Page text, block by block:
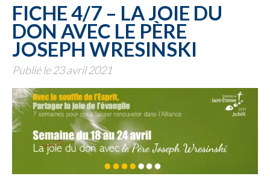
FICHE 4/7 – LA JOIE DU
DON AVEC LE PÈRE
JOSEPH WRESINSKI
Publié le 23 avril 2021